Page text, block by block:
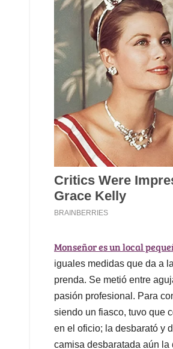
Monseñor es un local
iguales medidas que da a
prenda. Se metió entre
pasión profesional. Para
siendo un fiasco, tuvo que
en el oficio; la desbarató y
camisa desbaratada aún